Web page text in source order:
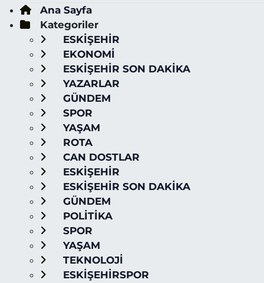
Ana Sayfa
Kategoriler
ESKİŞEHİR
EKONOMİ
ESKİŞEHİR SON DAKİKA
YAZARLAR
GÜNDEM
SPOR
YAŞAM
ROTA
CAN DOSTLAR
ESKİŞEHİR
ESKİŞEHİR SON DAKİKA
GÜNDEM
POLİTİKA
SPOR
YAŞAM
TEKNOLOJİ
ESKİŞEHİRSPOR